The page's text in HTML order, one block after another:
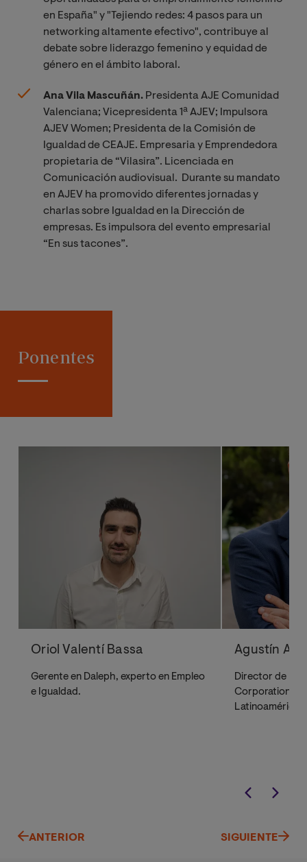
en España" y "Tejiendo redes: 4 pasos para un
networking altamente efectivo", contribuye al
debate sobre liderazgo femenino y equidad de
género en el ámbito laboral.
Ana Vila Mascuñán. Presidenta AJE Comunidad
Valenciana; Vicepresidenta 1ª AJEV; Impulsora
AJEV Women; Presidenta de la Comisión de
Igualdad de CEAJE. Empresaria y Emprendedora
propietaria de “Vilasira”. Licenciada en
Comunicación audiovisual. Durante su mandato
en AJEV ha promovido diferentes jornadas y
charlas sobre Igualdad en la Dirección de
empresas. Es impulsora del evento empresarial
“En sus tacones”.
Ponentes
Oriol Valentí Bassa
Gerente en Daleph, experto en Empleo
e Igualdad.
Agustín
Director de
Corporation
Latinoamérica.
ANTERIOR SIGUIENTE